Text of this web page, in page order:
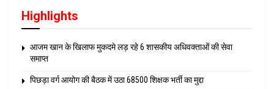
Highlights
आजम खान के खिलाफ मुकदमे लड़ रहे 6 शासकीय अधिवक्ताओं की सेवा
समाप्त
पिछड़ा वर्ग आयोग की बैठक में उठा 68500 शिक्षक भर्ती का मुद्दा